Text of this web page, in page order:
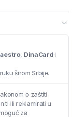
, DinaCard i
širom Srbije.
o zaštiti
ili reklamirati u
za